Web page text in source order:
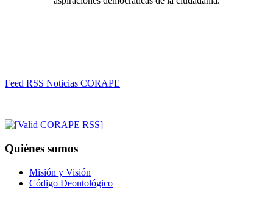
Feed RSS Noticias CORAPE
Quiénes somos
Misión y Visión
Código Deontológico